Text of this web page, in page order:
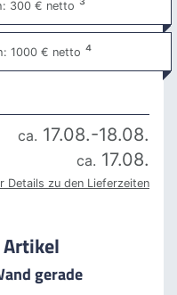
300 € netto ³
1000 € netto ⁴
ca. 17.08.-18.08.
ca. 17.08.
Details zu den Lieferzeiten
gerade